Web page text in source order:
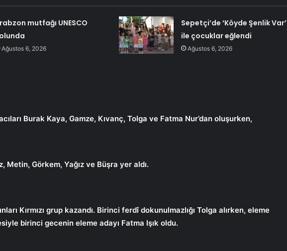
mutfağı UNESCO
Ağustos 6, 2026
Sepetçi’de ‘Köyde Şenlik Var’
ile çocuklar eğlendi
Ağustos 6, 2026
Burak Kaya, Gamze, Kıvanç, Tolga ve Fatma Nur’dan oluşurken,
Metin, Görkem, Yağız ve Büşra yer aldı.
Kırmızı grup kazandı. Birinci ferdî dokunulmazlığı Tolga alırken, eleme
birinci gecenin eleme adayı Fatma Işık oldu.